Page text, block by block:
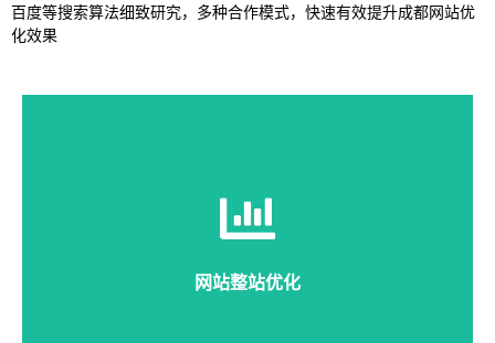
百度等搜索算法细致研究，多种合作模式，快速有效提升成都网站优
化效果
网站整站优化
整站优化是对成都企业官网整体优化，能实现大量收
录，拓展企业网站众多关键词首页排名，同时提升网站
权重，加强品牌影响力。
详细说明